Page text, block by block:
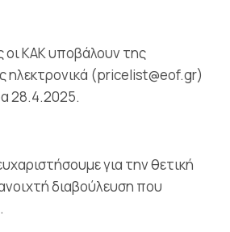
ΚΑΚ υποβάλουν της
ηλεκτρονικά (pricelist@eof.gr)
28.4.2025.
για την θετική
διαβούλευση που